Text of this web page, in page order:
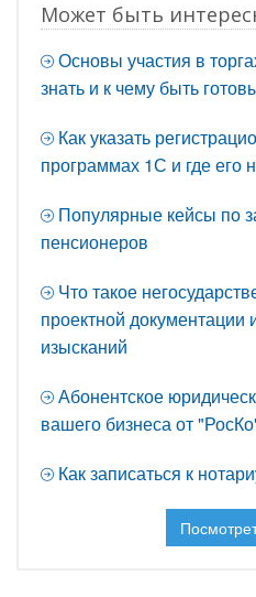
Может быть
Основы участия в
знать и к чему быть
Как указать
программах 1С и где его
Популярные кейсы по
пенсионеров
Что такое
проектной
изысканий
Абонентское
вашего бизнеса от
Как записаться к